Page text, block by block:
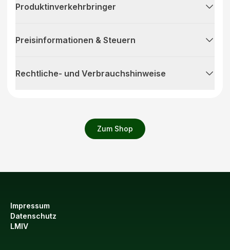
Zum Shop
Produktinverkehrbringer
Preisinformationen & Steuern
Rechtliche- und Verbrauchshinweise
Impressum
Datenschutz
LMIV